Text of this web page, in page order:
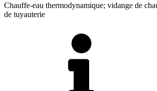
Chauffe-eau thermodynamique; vidange de
de tuyauterie